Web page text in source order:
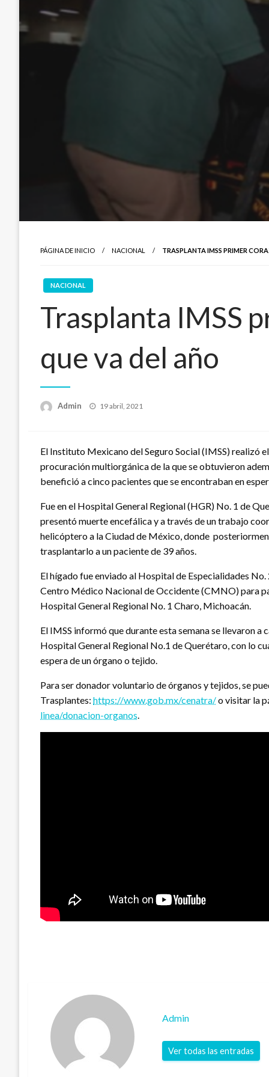
PÁGINA DE INICIO NACIONAL TRASPLANTA IMSS PRIMER
NACIONAL
Trasplanta IMSS
que va del año
Admin
Publicado
19 abril, 2021
El Instituto Mexicano del Seguro Social (IMSS) realizó
procuración multiorgánica de la que se obtuvieron
benefició a cinco pacientes que se encontraban en
Fue en el Hospital General Regional (HGR) No. 1 de
presentó muerte encefálica y a través de un trabajo
helicóptero a la Ciudad de México, donde
trasplantarlo a un paciente de 39 años.
El hígado fue enviado al Hospital de Especialidades
Centro Médico Nacional de Occidente (CMNO) para
Hospital General Regional No. 1 Charo, Michoacán.
El IMSS informó que durante esta semana se llevaron
Hospital General Regional No.1 de Querétaro, con lo
espera de un órgano o tejido.
Para ser donador voluntario de órganos y tejidos, se
Trasplantes: https://www.gob.mx/cenatra/o visitar la
linea/donacion-organos.
Admin
Ver todas las entradas